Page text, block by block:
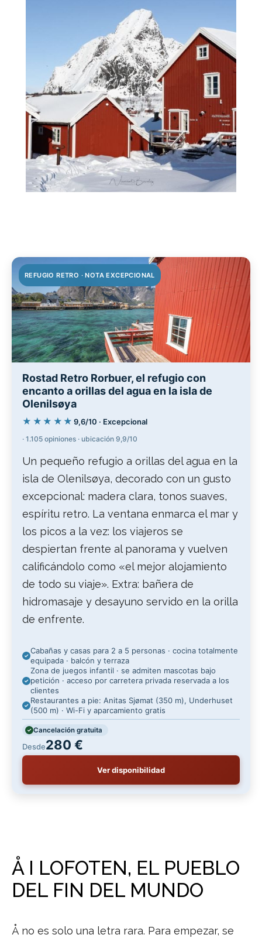
REFUGIO RETRO · NOTA EXCEPCIONAL
Rostad Retro Rorbuer, el refugio con
encanto a orillas del agua en la isla de
Olenilsøya
★★★★★ 9,6/10 · Excepcional
· 1.105 opiniones · ubicación 9,9/10
Un pequeño refugio a orillas del agua en la
isla de Olenilsøya, decorado con un gusto
excepcional: madera clara, tonos suaves,
espíritu retro. La ventana enmarca el mar y
los picos a la vez: los viajeros se
despiertan frente al panorama y vuelven
calificándolo como «el mejor alojamiento
de todo su viaje». Extra: bañera de
hidromasaje y desayuno servido en la orilla
de enfrente.
Cabañas y casas para 2 a 5 personas · cocina totalmente
equipada · balcón y terraza
Zona de juegos infantil · se admiten mascotas bajo
petición · acceso por carretera privada reservada a los
clientes
Restaurantes a pie: Anitas Sjømat (350 m), Underhuset
(500 m) · Wi-Fi y aparcamiento gratis
Cancelación gratuita
Desde280 €
Ver disponibilidad
Å I LOFOTEN, EL PUEBLO
DEL FIN DEL MUNDO
Å no es solo una letra rara. Para empezar, se